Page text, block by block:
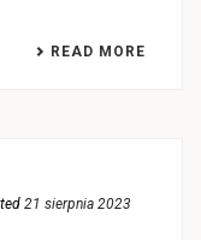
READ MORE
21 sierpnia 2023